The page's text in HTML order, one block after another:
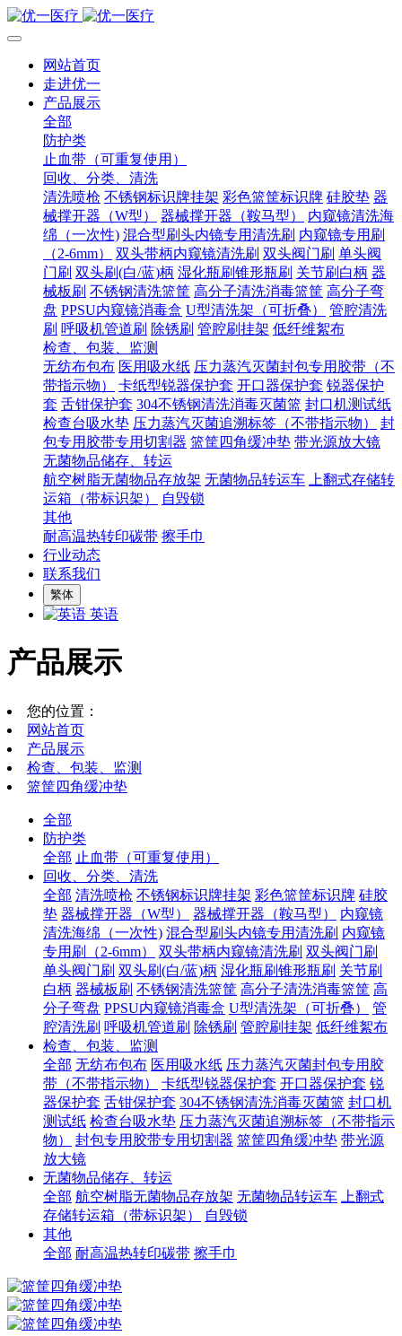
网站首页
走进优一
产品展示
全部
防护类
止血带（可重复使用）
回收、分类、清洗
清洗喷枪 不锈钢标识牌挂架 彩色篮筐标识牌 硅胶垫 器
械撑开器（W型）
器械撑开器（鞍马型）
内窥镜清洗海
绵（一次性) 混合型刷头内镜专用清洗刷 内窥镜专用刷
（2-6mm）
双头带柄内窥镜清洗刷 双头阀门刷 单头阀
门刷 双头刷(白/蓝)柄 湿化瓶刷锥形瓶刷 关节刷白柄 器
械板刷 不锈钢清洗篮筐 高分子清洗消毒篮筐 高分子弯
盘 PPSU内窥镜消毒盒 U型清洗架（可折叠）
管腔清洗
刷 呼吸机管道刷 除锈刷 管腔刷挂架 低纤维絮布
检查、包装、监测
无纺布包布 医用吸水纸 压力蒸汽灭菌封包专用胶带（不
带指示物）
卡纸型锐器保护套 开口器保护套 锐器保护
套 舌钳保护套 304不锈钢清洗消毒灭菌篮 封口机测试纸
检查台吸水垫 压力蒸汽灭菌追溯标签（不带指示物）
封
包专用胶带专用切割器 篮筐四角缓冲垫 带光源放大镜
无菌物品储存、转运
航空树脂无菌物品存放架 无菌物品转运车
上翻式存储转
运箱（带标识架）
自毁锁
其他
耐高温热转印碳带 擦手巾
行业动态
联系我们
繁体
英语
产品展示
您的位置：
网站首页
产品展示
检查、包装、监测
篮筐四角缓冲垫
全部
防护类
全部 止血带（可重复使用）
回收、分类、清洗
全部 清洗喷枪 不锈钢标识牌挂架 彩色篮筐标识牌 硅胶
垫 器械撑开器（W型） 器械撑开器（鞍马型）
内窥镜
清洗海绵（一次性) 混合型刷头内镜专用清洗刷 内窥镜
专用刷（2-6mm）
双头带柄内窥镜清洗刷 双头阀门刷
单头阀门刷 双头刷(白/蓝)柄 湿化瓶刷锥形瓶刷 关节刷
白柄 器械板刷 不锈钢清洗篮筐 高分子清洗消毒篮筐 高
分子弯盘 PPSU内窥镜消毒盒 U型清洗架（可折叠）
管
腔清洗刷 呼吸机管道刷 除锈刷 管腔刷挂架 低纤维絮布
检查、包装、监测
全部 无纺布包布 医用吸水纸 压力蒸汽灭菌封包专用胶
带（不带指示物）
卡纸型锐器保护套 开口器保护套 锐
器保护套 舌钳保护套 304不锈钢清洗消毒灭菌篮 封口机
测试纸 检查台吸水垫 压力蒸汽灭菌追溯标签（不带指示
物）
封包专用胶带专用切割器 篮筐四角缓冲垫 带光源
放大镜
无菌物品储存、转运
全部 航空树脂无菌物品存放架 无菌物品转运车
上翻式
存储转运箱（带标识架）
自毁锁
其他
全部 耐高温热转印碳带 擦手巾